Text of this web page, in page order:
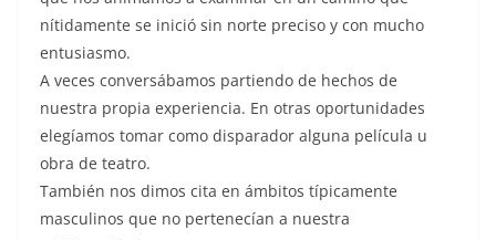
nítidamente se inició sin norte preciso y con mucho
entusiasmo.
A veces conversábamos partiendo de hechos de
nuestra propia experiencia. En otras oportunidades
elegíamos tomar como disparador alguna película u
obra de teatro.
También nos dimos cita en ámbitos típicamente
masculinos que no pertenecían a nuestra